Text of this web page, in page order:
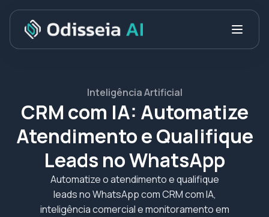
Inteligência Artificial
CRM com IA: Automatize
Atendimento e Qualifique
Leads no WhatsApp
Automatize o atendimento e qualifique
leads no WhatsApp com CRM com IA,
inteligência comercial e monitoramento em